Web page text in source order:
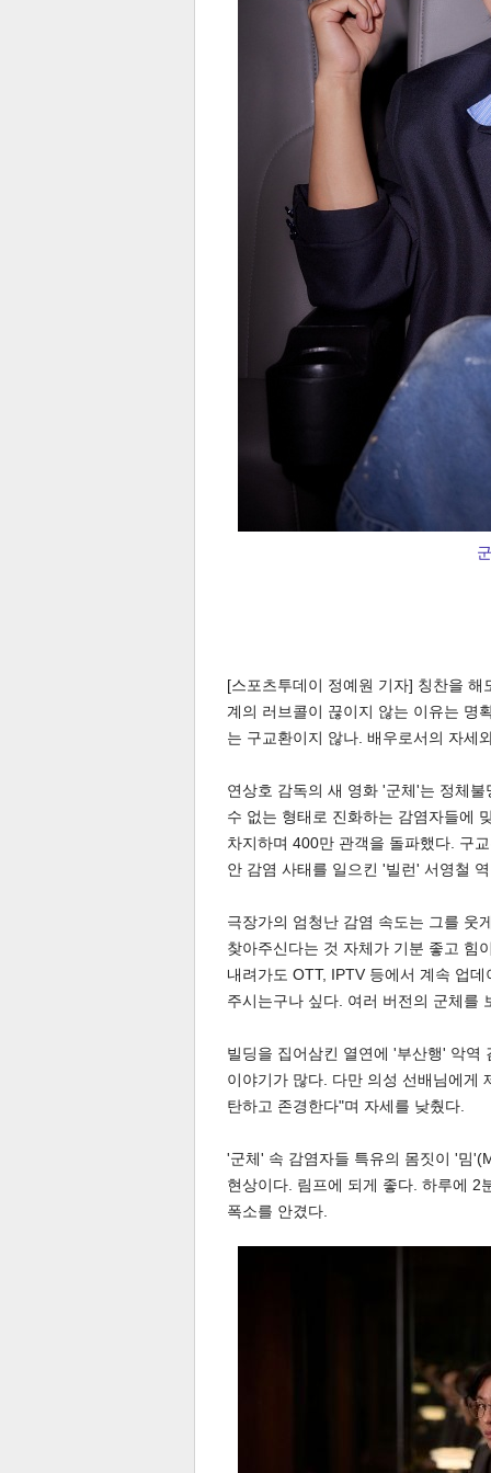
스북 터 공 공유 버블
달기
[스포츠투데이 정예원 기자] 칭찬을
계의 러브콜이 끊이지 않는 이유는 명
는 구교환이지 않나. 배우로서의 자세
연상호 감독의 새 영화 '군체'는 정체
수 없는 형태로 진화하는 감염자들에
차지하며 400만 관객을 돌파했다. 구
안 감염 사태를 일으킨 '빌런' 서영철
극장가의 엄청난 감염 속도는 그를 웃
찾아주신다는 것 자체가 기분 좋고 힘
내려가도 OTT, IPTV 등에서 계속 업
주시는구나 싶다. 여러 버전의 군체를
빌딩을 집어삼킨 열연에 '부산행' 악역
이야기가 많다. 다만 의성 선배님에게
탄하고 존경한다"며 자세를 낮췄다.
'군체' 속 감염자들 특유의 몸짓이 '밈
현상이다. 림프에 되게 좋다. 하루에 2
폭소를 안겼다.